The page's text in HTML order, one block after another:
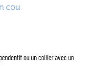
cou
ou un collier avec un